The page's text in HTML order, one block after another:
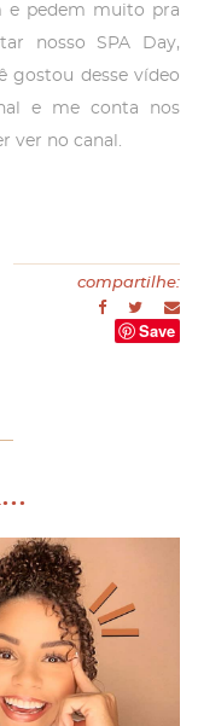
e pedem muito pra
nosso SPA Day,
gostou desse vídeo
e me conta nos
ver no canal.
compartilhe:
Save